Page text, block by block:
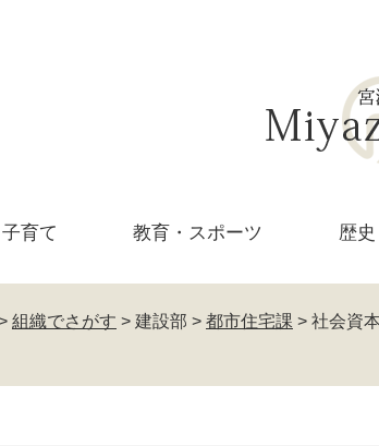
子育て 教育・ スポーツ 歴
組織でさがす > 建設部 > 都市住宅課 > 社会資